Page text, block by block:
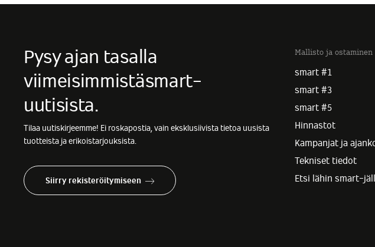
Pysy ajan tasalla
viimeisimmistäsmart-
uutisista.
Tilaa uutiskirjeemme! Ei roskapostia, vain eksklusiivista tietoa uusista
tuotteista ja erikoistarjouksista.
Siirry rekisteröitymiseen
Mallisto ja ostaminen
smart #1
smart #3
smart #5
Hinnastot
Kampanjat ja
Tekniset tiedot
Etsi lähin smart-